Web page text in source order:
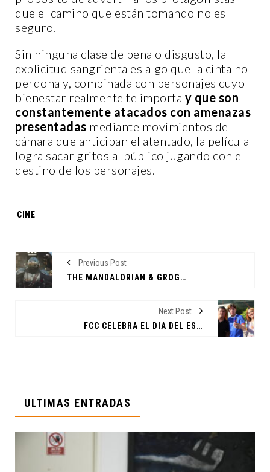
que el camino que están tomando no es
seguro.
Sin ninguna clase de pena o disgusto, la
explicitud sangrienta es algo que la cinta no
perdona y, combinada con personajes cuyo
bienestar realmente te importa y que son
constantemente atacados con amenazas
presentadas mediante movimientos de
cámara que anticipan el atentado, la película
logra sacar gritos al público jugando con el
destino de los personajes.
Tags:
CINE
Previous Post
THE MANDALORIAN & GROGU: PATERNIDAD, UN CREDO Y MUCHA ACCIÓN
Next Post
FCC CELEBRA EL DÍA DEL ESTUDIANTE
ÚLTIMAS ENTRADAS